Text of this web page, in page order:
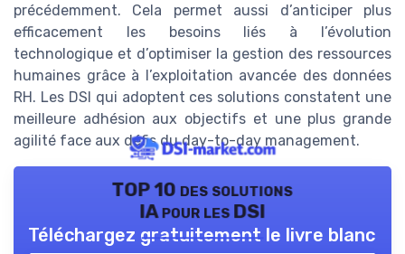
précédemment. Cela permet aussi d’anticiper plus
efficacement les besoins liés à l’évolution
technologique et d’optimiser la gestion des ressources
humaines grâce à l’exploitation avancée des données
RH. Les DSI qui adoptent ces solutions constatent une
meilleure adhésion aux objectifs et une plus grande
agilité face aux défis du day-to-day management.
TOP 10 des solutions
IA pour les DSI
Téléchargez gratuitement le livre blanc